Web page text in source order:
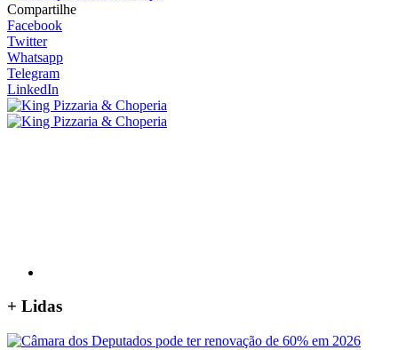
Compartilhe
Facebook
Twitter
Whatsapp
Telegram
LinkedIn
+ Lidas